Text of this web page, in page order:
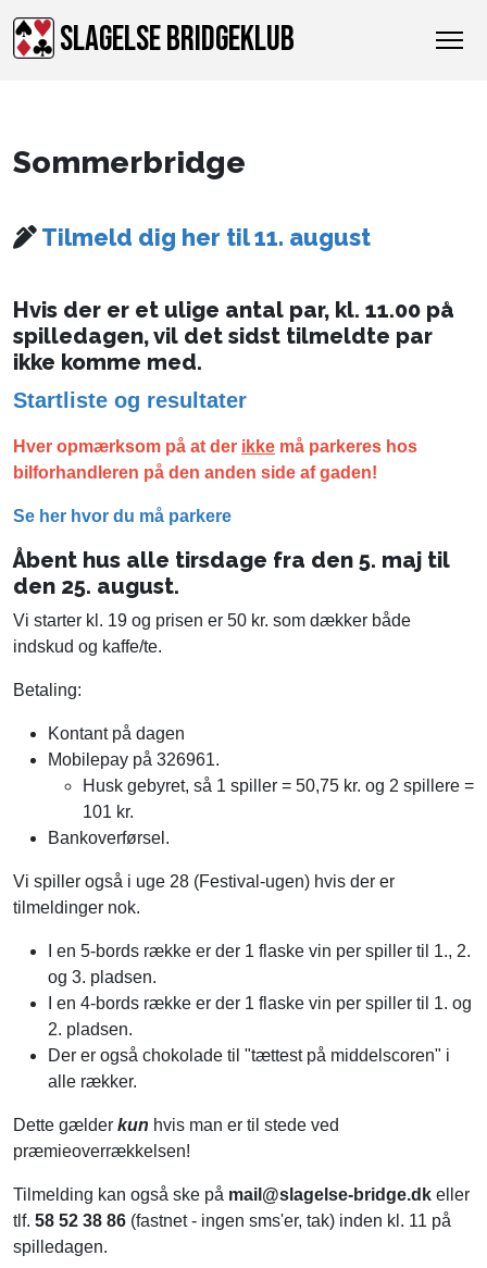
SLAGELSE BRIDGEKLUB
Sommerbridge
Tilmeld dig her til 11. august
Hvis der er et ulige antal par, kl. 11.00 på
spilledagen, vil det sidst tilmeldte par
ikke komme med.
Startliste og resultater
Hver opmærksom på at der ikke må parkeres hos
bilforhandleren på den anden side af gaden!
Se her hvor du må parkere
Åbent hus alle tirsdage fra den 5. maj til
den 25. august.
Vi starter kl. 19 og prisen er 50 kr. som dækker både
indskud og kaffe/te.
Betaling:
Kontant på dagen
Mobilepay på 326961.
Husk gebyret, så 1 spiller = 50,75 kr. og 2 spillere =
101 kr.
Bankoverførsel.
Vi spiller også i uge 28 (Festival-ugen) hvis der er
tilmeldinger nok.
I en 5-bords række er der 1 flaske vin per spiller til 1., 2.
og 3. pladsen.
I en 4-bords række er der 1 flaske vin per spiller til 1. og
2. pladsen.
Der er også chokolade til "tættest på middelscoren" i
alle rækker.
Dette gælder kun hvis man er til stede ved
præmieoverrækkelsen!
Tilmelding kan også ske på mail@slagelse-bridge.dk eller
tlf. 58 52 38 86 (fastnet - ingen sms'er, tak) inden kl. 11 på
spilledagen.